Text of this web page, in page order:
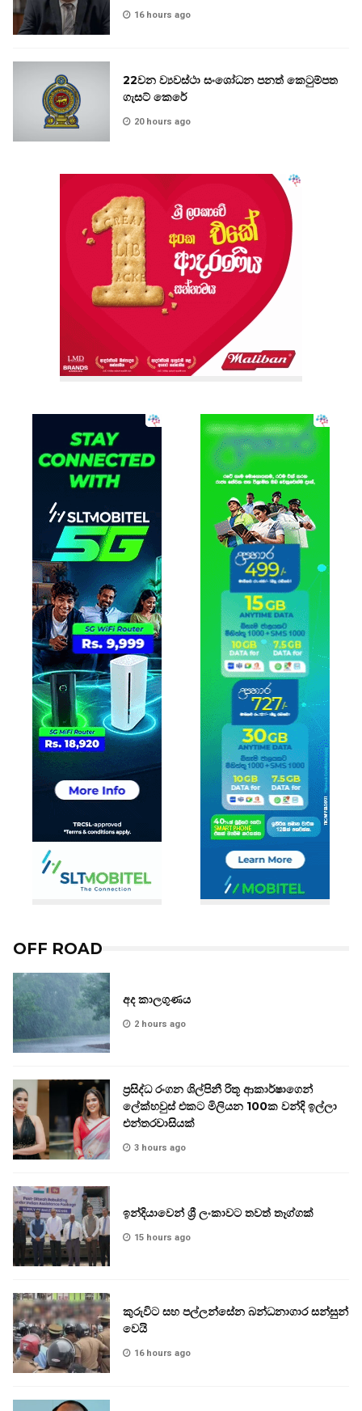
16 hours ago
22වන ව්‍යවස්ථා සංශෝධන පනත් කෙටුම්පත
ගැසට් කෙරේ
20 hours ago
OFF ROAD
අද කාලගුණය
2 hours ago
ප්‍රසිද්ධ රංගන ශිල්පිනී රිතූ ආකාර්ෂාගෙන්
ලේක්හවුස් එකට මිලියන 100ක වන්දි ඉල්ලා
එන්තරවාසියක්
3 hours ago
ඉන්දියාවෙන් ශ්‍රී ලංකාවට තවත් තෑග්ගක්
15 hours ago
කුරුවිට සහ පල්ලන්සේන බන්ධනාගාර සන්සුන්
වෙයි
16 hours ago